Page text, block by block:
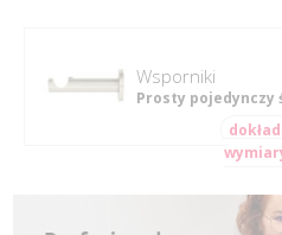
Wsporniki
Prosty pojedynczy